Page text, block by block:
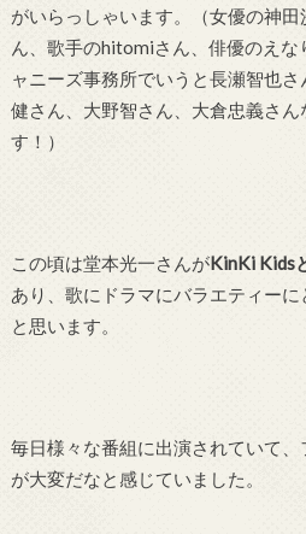
がいらっしゃいます。（女優の神
ん、歌手のhitomiさん、俳優のえな
ャニーズ事務所でいうと長瀬智也
健さん、大野智さん、大倉忠義さ
す！）
この頃は堂本光一さんがKinKi Kids
あり、歌にドラマにバラエティー
と思います。
毎日様々な番組に出演されていて
が大変だなと感じていました。